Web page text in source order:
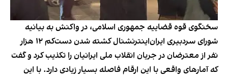
سخنگوی قوه قضاییه جمهوری اسلامی، در واکنش به بیانیه
شورای سردبیری ایران‌اینترنشنال کشته شدن دست‌کم ۱۲ هزار
نفر از معترضان در جریان انقلاب ملی ایرانیان را تکذیب کرد و گفت
که آمارهای واقعی با این ارقام فاصله بسیار زیادی دارد. با این